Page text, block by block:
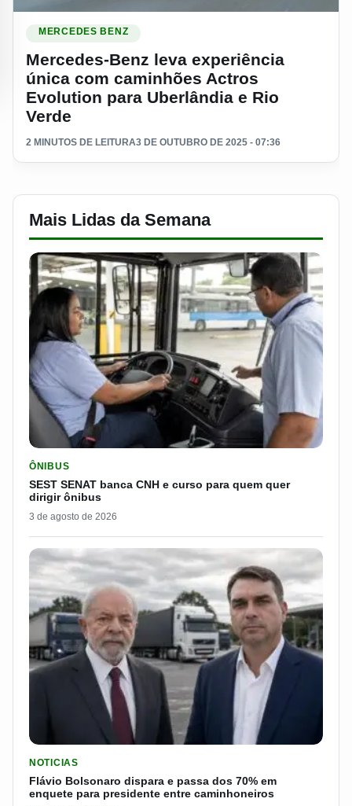
MERCEDES BENZ
Mercedes-Benz leva experiência
única com caminhões Actros
Evolution para Uberlândia e Rio
Verde
2 MINUTOS DE LEITURA3 DE OUTUBRO DE 2025 - 07:36
Mais Lidas da Semana
ÔNIBUS
SEST SENAT banca CNH e curso para quem quer
dirigir ônibus
3 de agosto de 2026
NOTICIAS
Flávio Bolsonaro dispara e passa dos 70% em
enquete para presidente entre caminhoneiros